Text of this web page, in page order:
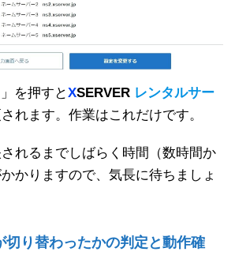
を押すとXSERVER レンタルサー
れます。作業はこれだけです。
れるまでしばらく時間（数時間か
かりますので、気長に待ちましょ
切り替わったかの判定と動作確